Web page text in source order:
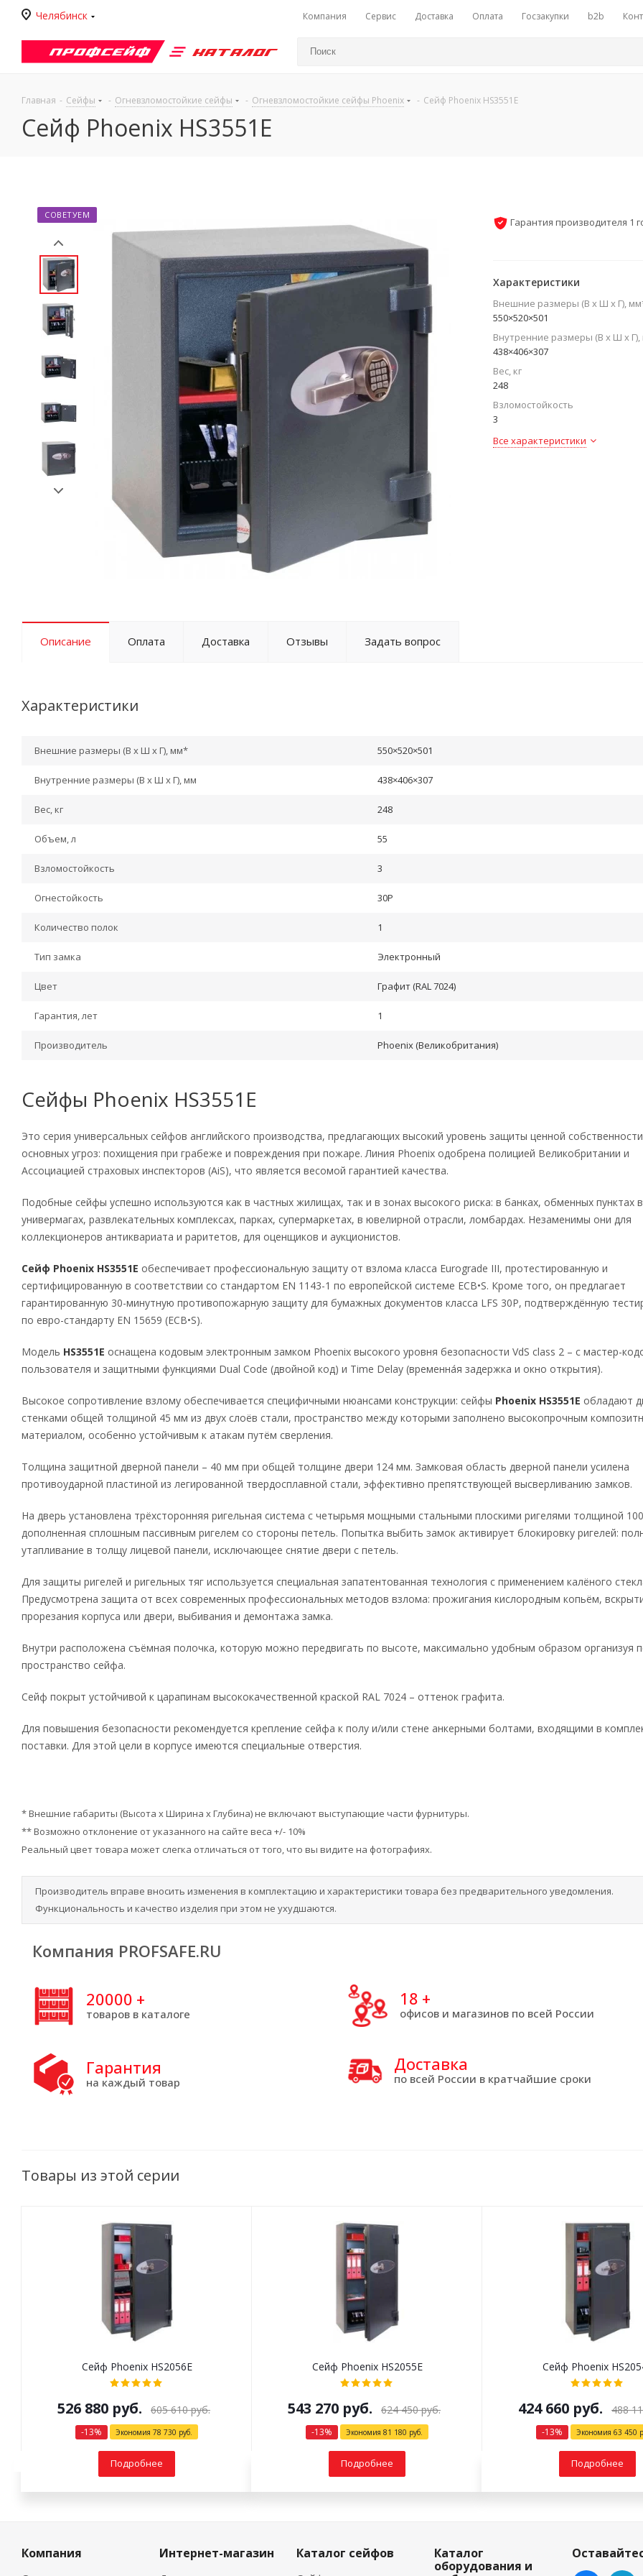
Челябинск Компания Сервис Доставка Оплата Госзакупки b2b
Каталог
Главная - Сейфы - Огневзломостойкие сейфы - Огневзломостойкие сейфы Phoenix - Сейф Phoenix HS3551E
Сейф Phoenix HS3551E
СОВЕТУЕМ
Гарантия производителя 1
Характеристики
Внешние размеры (В х Ш х Г),
550×520×501
Внутренние размеры (В х Ш х Г),
438×406×307
Вес, кг
248
Взломостойкость
3
Все характеристики
Описание Оплата Доставка Отзывы Задать вопрос
Характеристики
Внешние размеры (В х Ш х Г), мм* 550×520×501
Внутренние размеры (В х Ш х Г), мм 438×406×307
Вес, кг 248
Объем, л 55
Взломостойкость 3
Огнестойкость 30P
Количество полок 1
Тип замка Электронный
Цвет Графит (RAL 7024)
Гарантия, лет 1
Производитель Phoenix (Великобритания)
Сейфы Phoenix HS3551E
Это серия универсальных сейфов английского производства, предлагающих высокий уровень защиты ценной
основных угроз: похищения при грабеже и повреждения при пожаре. Линия Phoenix одобрена полицией Великобритании и
Ассоциацией страховых инспекторов (AiS), что является весомой гарантией качества.
Подобные сейфы успешно используются как в частных жилищах, так и в зонах высокого риска: в банках, обменных пунктах
универмагах, развлекательных комплексах, парках, супермаркетах, в ювелирной отрасли, ломбардах. Незаменимы они для
коллекционеров антиквариата и раритетов, для оценщиков и аукционистов.
Сейф Phoenix HS3551E обеспечивает профессиональную защиту от взлома класса Eurograde III, протестированную и
сертифицированную в соответствии со стандартом EN 1143-1 по европейской системе ECB•S. Кроме того, он предлагает
гарантированную 30-минутную противопожарную защиту для бумажных документов класса LFS 30P, подтверждённую
по евро-стандарту EN 15659 (ECB•S).
Модель HS3551E оснащена кодовым электронным замком Phoenix высокого уровня безопасности VdS class 2 – с мастер-
пользователя и защитными функциями Dual Code (двойной код) и Time Delay (временна́я задержка и окно открытия).
Высокое сопротивление взлому обеспечивается специфичными нюансами конструкции: сейфы Phoenix HS3551E обладают
стенками общей толщиной 45 мм из двух слоёв стали, пространство между которыми заполнено высокопрочным
материалом, особенно устойчивым к атакам путём сверления.
Толщина защитной дверной панели – 40 мм при общей толщине двери 124 мм. Замковая область дверной панели усилена
противоударной пластиной из легированной твердосплавной стали, эффективно препятствующей высверливанию замков.
На дверь установлена трёхсторонняя ригельная система с четырьмя мощными стальными плоскими ригелями толщиной
дополненная сплошным пассивным ригелем со стороны петель. Попытка выбить замок активирует блокировку ригелей:
утапливание в толщу лицевой панели, исключающее снятие двери с петель.
Для защиты ригелей и ригельных тяг используется специальная запатентованная технология с применением калёного
Предусмотрена защита от всех современных профессиональных методов взлома: прожигания кислородным копьём,
прорезания корпуса или двери, выбивания и демонтажа замка.
Внутри расположена съёмная полочка, которую можно передвигать по высоте, максимально удобным образом организуя
пространство сейфа.
Сейф покрыт устойчивой к царапинам высококачественной краской RAL 7024 – оттенок графита.
Для повышения безопасности рекомендуется крепление сейфа к полу и/или стене анкерными болтами, входящими в
поставки. Для этой цели в корпусе имеются специальные отверстия.
* Внешние габариты (Высота х Ширина х Глубина) не включают выступающие части фурнитуры.
** Возможно отклонение от указанного на сайте веса +/- 10%
Реальный цвет товара может слегка отличаться от того, что вы видите на фотографиях.
Производитель вправе вносить изменения в комплектацию и характеристики товара без предварительного уведомления.
Функциональность и качество изделия при этом не ухудшаются.
Компания PROFSAFE.RU
20000 +
товаров в каталоге
18 +
офисов и магазинов по всей России
Гарантия
на каждый товар
Доставка
по всей России в кратчайшие сроки
Товары из этой серии
Сейф Phoenix HS2056E
526 880 руб. 605 610руб.
-13% Экономия 78 730 руб.
Подробнее
Сейф Phoenix HS2055E
543 270 руб. 624 450руб.
-13% Экономия 81 180 руб.
Подробнее
Сейф Phoenix
424 660 руб. 488
-13% Экономия 63 450
Подробнее
Компания Интернет-магазин Каталог сейфов
Каталог
оборудования и